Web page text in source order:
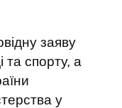
заяву
та спорту, а
у